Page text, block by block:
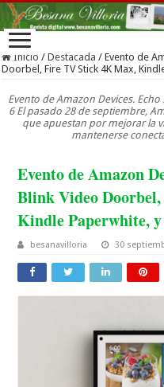
Inicio / Destacada / Evento de
Doorbel, Fire TV Stick 4K Max,
Evento de Amazon Devices.
6 El pasado 28 de septiembre,
que apuestan por mejorar la
mantenerse
Evento de Amazon
Blink Video
Kindle Paperwhite,
besanavilloria 30